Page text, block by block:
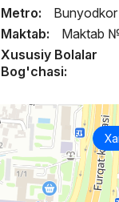
Metro:
Maktab:
Maktab
Xususiy Bolalar
Bog'chasi: